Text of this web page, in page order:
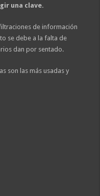
una clave.
de información
se debe a la falta de
dan por sentado.
son las más usadas y